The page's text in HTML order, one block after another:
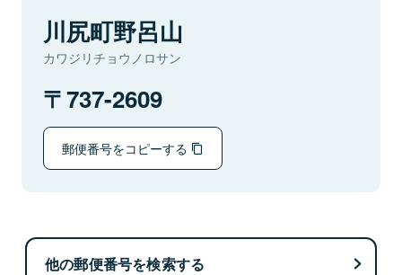
川尻町野呂山
カワジリチョウノロサン
737-2609
郵便番号をコピーする
他の郵便番号を検索する